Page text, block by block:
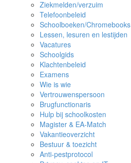
Ziekmelden/verzuim
Telefoonbeleid
Schoolboeken/Chromebooks
Lessen, lesuren en lestijden
Vacatures
Schoolgids
Klachtenbeleid
Examens
Wie is wie
Vertrouwenspersoon
Brugfunctionaris
Hulp bij schoolkosten
Magister & EA-Match
Vakantieoverzicht
Bestuur & toezicht
Anti-pestprotocol